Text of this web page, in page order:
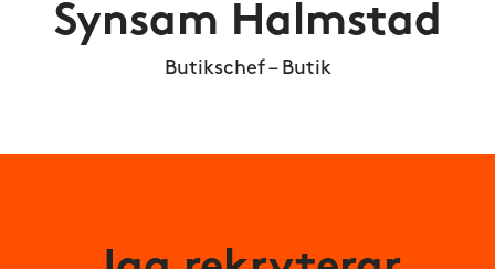
Synsam Halmstad
Butikschef – Butik